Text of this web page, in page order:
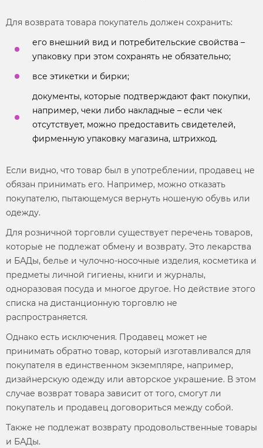
Для возврата товара покупатель должен сохранить:
его внешний вид и потребительские свойства –
упаковку при этом сохранять не обязательно;
все этикетки и бирки;
документы, которые подтверждают факт покупки,
например, чеки либо накладные – если чек
отсутствует, можно предоставить свидетелей,
фирменную упаковку магазина, штрихкод.
Если видно, что товар был в употреблении, продавец не
обязан принимать его. Например, можно отказать
покупателю, пытающемуся вернуть ношеную обувь или
одежду.
Для розничной торговли существует перечень товаров,
которые не подлежат обмену и возврату. Это лекарства
и БАДы, белье и чулочно-носочные изделия, косметика и
предметы личной гигиены, книги и журналы,
одноразовая посуда и многое другое. Но действие этого
списка на дистанционную торговлю не
распространяется.
Однако есть исключения. Продавец может не
принимать обратно товар, который изготавливался для
покупателя в единственном экземпляре, например,
дизайнерскую одежду или авторское украшение. В этом
случае возврат товара зависит от того, смогут ли
покупатель и продавец договориться между собой.
Также не подлежат возврату продовольственные товары
и БАДы.